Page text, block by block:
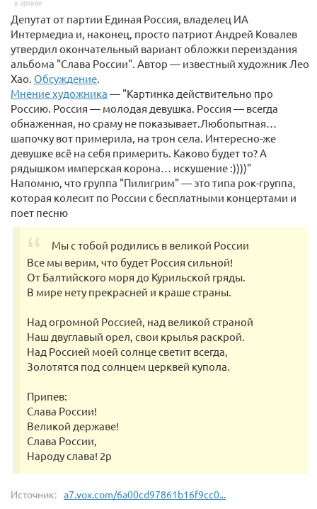
в архиве
Депутат от партии Единая Россия, владелец ИА
Интермедиа и, наконец, просто патриот Андрей Ковалев
утвердил окончательный вариант обложки переиздания
альбома "Слава России". Автор — известный художник Лео
Хао. Обсуждение.
Мнение художника — "Картинка действительно про
Россию. Россия — молодая девушка. Россия — всегда
обнаженная, но сраму не показывает.Любопытная…
шапочку вот примерила, на трон села. Интересно-же
девушке всё на себя примерить. Каково будет то? А
рядышком имперская корона… искушение :))))"
Напомню, что группа "Пилигрим" — это типа рок-группа,
которая колесит по России с бесплатными концертами и
поет песню
Мы с тобой родились в великой России
Все мы верим, что будет Россия сильной!
От Балтийского моря до Курильской гряды.
В мире нету прекрасней и краше страны.
Над огромной Россией, над великой страной
Наш двуглавый орел, свои крылья раскрой.
Над Россией моей солнце светит всегда,
Золотятся под солнцем церквей купола.
Припев:
Слава России!
Великой державе!
Слава России,
Народу слава! 2р
Источник: a7.vox.com/6a00cd97861b16f9cc0...